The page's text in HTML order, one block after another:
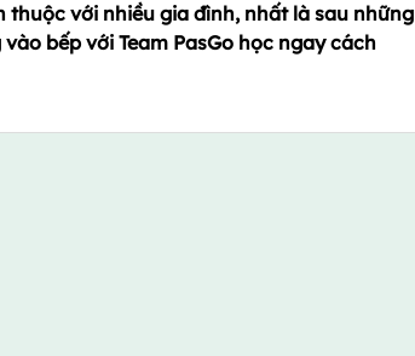
với nhiều gia đình, nhất là sau những
bếp với Team PasGo học ngay cách